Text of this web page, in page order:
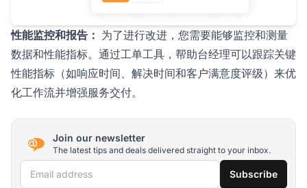
性能监控和报告： 为了进行改进，您需要能够监控和测量
数据和性能指标。通过工单工具，帮助台经理可以跟踪关键
性能指标（如响应时间、解决时间和客户满意度评级）来优
化工作流并增强服务交付。
Join our newsletter
The latest tips and deals delivered straight to your inbox.
Email address Subscribe